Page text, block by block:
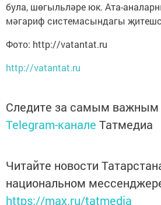
була, шөгыль­ләре юк. Ата-
мәгариф системасындагы
Фото: http://vatantat.ru
http://vatantat.ru
Следите за самым важным
Telegram-канале Татмедиа
Читайте новости
национальном
https://max.ru/tatmedia